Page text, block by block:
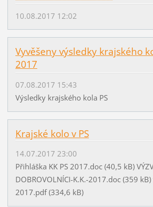
10.08.2017 12:02
Vyvěšeny výsledky krajského
2017
07.08.2017 15:43
Výsledky krajského kola PS
Krajské kolo v PS
14.07.2017 23:00
Přihláška KK PS 2017.doc (40,5 kB)
DOBROVOLNÍCI-K.K.-2017.doc (359
2017.pdf (334,6 kB)